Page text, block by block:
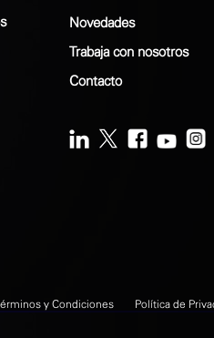
Novedades
Trabaja con nosotros
Contacto
y Condiciones Política de